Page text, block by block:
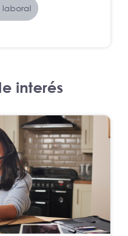
laboral
interés